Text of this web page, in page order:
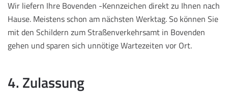
Wir liefern Ihre Bovenden -Kennzeichen direkt zu Ihnen nach
Hause. Meistens schon am nächsten Werktag. So können Sie
mit den Schildern zum Straßenverkehrsamt in Bovenden
gehen und sparen sich unnötige Wartezeiten vor Ort.
4. Zulassung